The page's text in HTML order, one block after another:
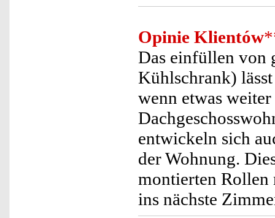
Opinie Klientów
Das einfüllen von
Kühlschrank)
wenn etwas
entwickeln sich
der Wohnung.
montierten Rollen
ins nächste